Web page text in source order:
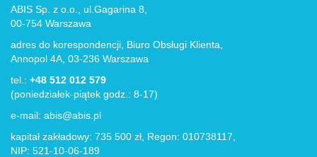
ABIS Sp. z o.o., ul.Gagarina 8,
00-754 Warszawa
adres do korespondencji, Biuro Obsługi Klienta,
Annopol 4A, 03-236 Warszawa
tel.: +48 512 012 579
(poniedziałek-piątek godz.: 8-17)
e-mail: abis@abis.pl
kapitał zakładowy: 735 500 zł, Regon: 010738117,
NIP: 521-10-06-189